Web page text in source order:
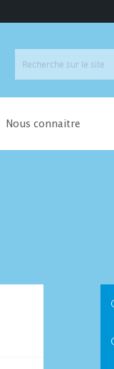
Nous connaitre